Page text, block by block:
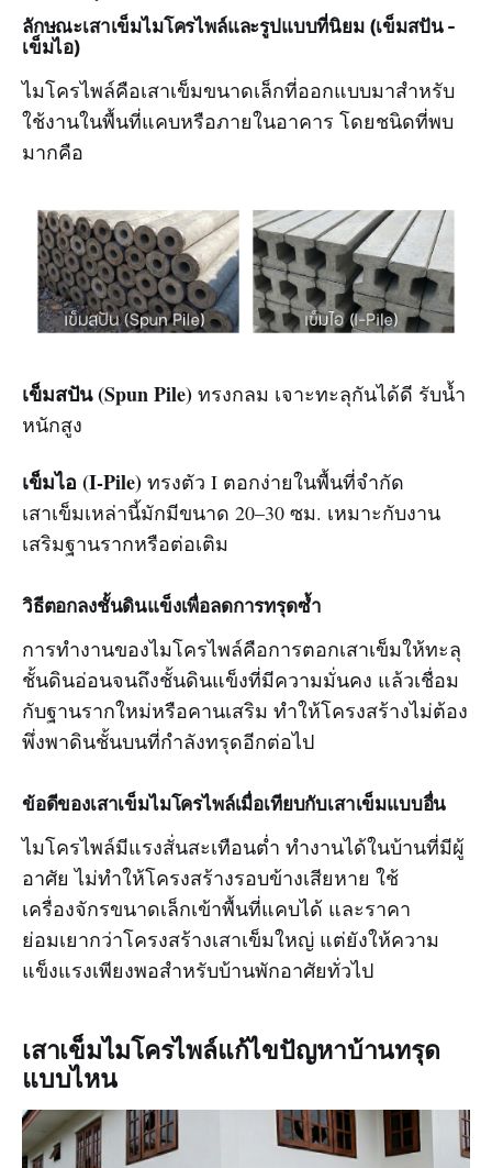
ลักษณะเสาเข็มไมโครไพล์และรูปแบบที่นิยม (เข็มสปัน -
เข็มไอ)
ไมโครไพล์คือเสาเข็มขนาดเล็กที่ออกแบบมาสำหรับ
ใช้งานในพื้นที่แคบหรือภายในอาคาร โดยชนิดที่พบ
มากคือ
เข็มสปัน (Spun Pile) ทรงกลม เจาะทะลุกันได้ดี รับน้ำ
หนักสูง
เข็มไอ (I-Pile) ทรงตัว I ตอกง่ายในพื้นที่จำกัด
เสาเข็มเหล่านี้มักมีขนาด 20–30 ซม. เหมาะกับงาน
เสริมฐานรากหรือต่อเติม
วิธีตอกลงชั้นดินแข็งเพื่อลดการทรุดซ้ำ
การทำงานของไมโครไพล์คือการตอกเสาเข็มให้ทะลุ
ชั้นดินอ่อนจนถึงชั้นดินแข็งที่มีความมั่นคง แล้วเชื่อม
กับฐานรากใหม่หรือคานเสริม ทำให้โครงสร้างไม่ต้อง
พึ่งพาดินชั้นบนที่กำลังทรุดอีกต่อไป
ข้อดีของเสาเข็มไมโครไพล์เมื่อเทียบกับเสาเข็มแบบอื่น
ไมโครไพล์มีแรงสั่นสะเทือนต่ำ ทำงานได้ในบ้านที่มีผู้
อาศัย ไม่ทำให้โครงสร้างรอบข้างเสียหาย ใช้
เครื่องจักรขนาดเล็กเข้าพื้นที่แคบได้ และราคา
ย่อมเยากว่าโครงสร้างเสาเข็มใหญ่ แต่ยังให้ความ
แข็งแรงเพียงพอสำหรับบ้านพักอาศัยทั่วไป
เสาเข็มไมโครไพล์แก้ไขปัญหาบ้านทรุด
แบบไหน